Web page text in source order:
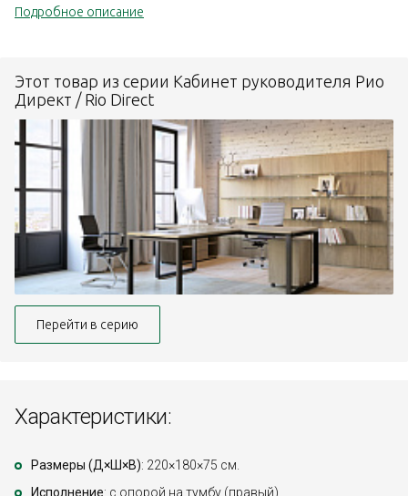
Подробное описание
Этот товар из серии Кабинет руководителя Рио
Директ / Rio Direct
Перейти в серию
Характеристики:
Размеры (Д×Ш×В): 220×180×75 см.
Исполнение: с опорой на тумбу (правый).